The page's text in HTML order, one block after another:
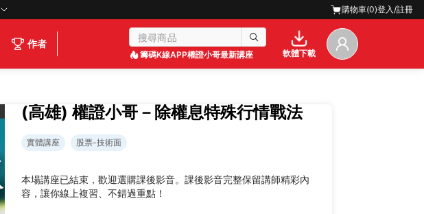
購物車(0)登入/註冊
作者
籌碼K線APP權證小哥最新講座 軟體下載
(高雄) 權證小哥－除權息特殊行情戰法
實體講座 股票-技術面
本場講座已結束，歡迎選購課後影音。課後影音完整保留講師精彩內
容，讓你線上複習、不錯過重點！